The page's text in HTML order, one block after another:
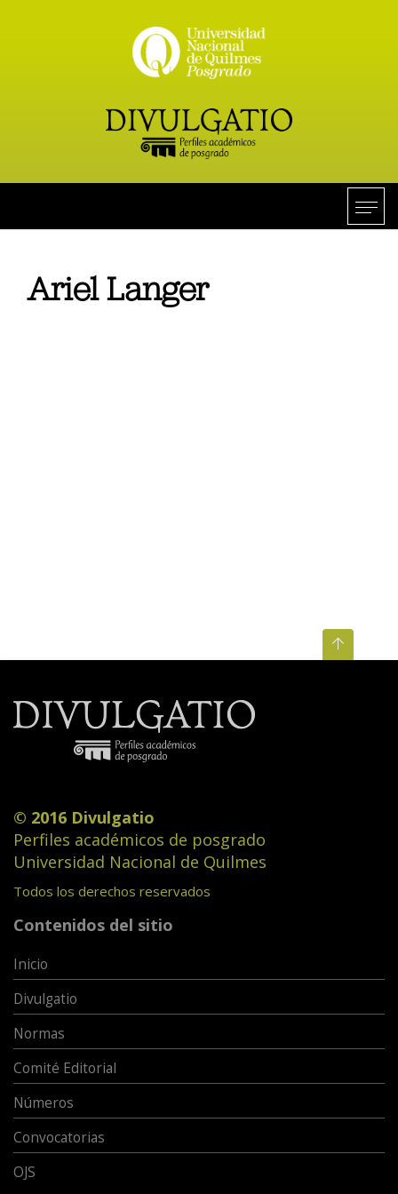
Ariel Langer
© 2016 Divulgatio
Perfiles académicos de posgrado
Universidad Nacional de Quilmes
Todos los derechos reservados
Contenidos del sitio
Inicio
Divulgatio
Normas
Comité Editorial
Números
Convocatorias
OJS